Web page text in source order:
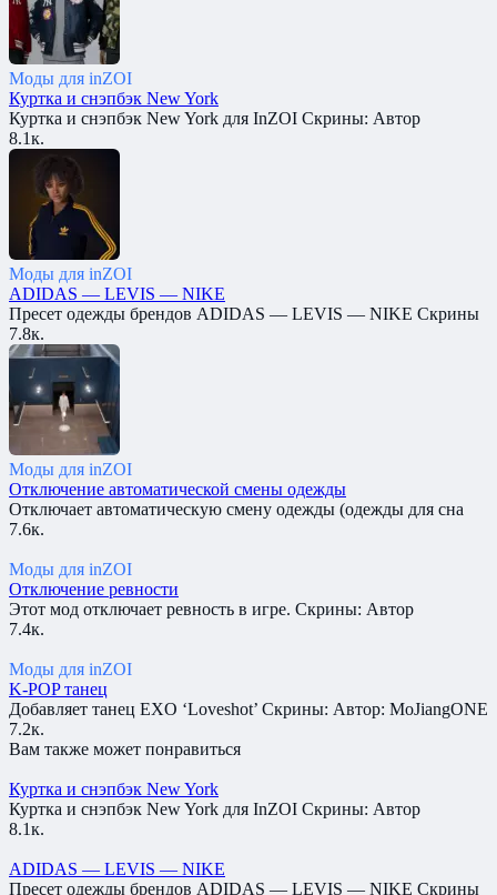
Моды для inZOI
Куртка и снэпбэк New York
Куртка и снэпбэк New York для InZOI Скрины: Автор
8.1к.
Моды для inZOI
ADIDAS — LEVIS — NIKE
Пресет одежды брендов ADIDAS — LEVIS — NIKE Скрины
7.8к.
Моды для inZOI
Отключение автоматической смены одежды
Отключает автоматическую смену одежды (одежды для сна
7.6к.
Моды для inZOI
Отключение ревности
Этот мод отключает ревность в игре. Скрины: Автор
7.4к.
Моды для inZOI
K-POP танец
Добавляет танец EXO ‘Loveshot’ Скрины: Автор: MoJiangONE
7.2к.
Вам также может понравиться
Куртка и снэпбэк New York
Куртка и снэпбэк New York для InZOI Скрины: Автор
8.1к.
ADIDAS — LEVIS — NIKE
Пресет одежды брендов ADIDAS — LEVIS — NIKE Скрины